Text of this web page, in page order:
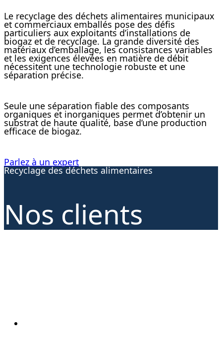
Le recyclage des déchets alimentaires municipaux
et commerciaux emballés pose des défis
particuliers aux exploitants d’installations de
biogaz et de recyclage. La grande diversité des
matériaux d’emballage, les consistances variables
et les exigences élevées en matière de débit
nécessitent une technologie robuste et une
séparation précise.
Seule une séparation fiable des composants
organiques et inorganiques permet d’obtenir un
substrat de haute qualité, base d’une production
efficace de biogaz.
Parlez à un expert
Recyclage des déchets alimentaires
Nos clients